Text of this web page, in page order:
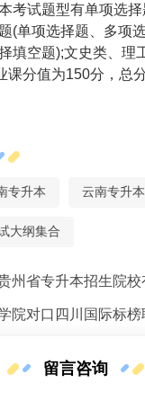
考试题型有单项选择
(单项选择题、多项
填空题);文史类、理
课分值为150分，总
专升本 云南专升
大纲集合
留言咨询